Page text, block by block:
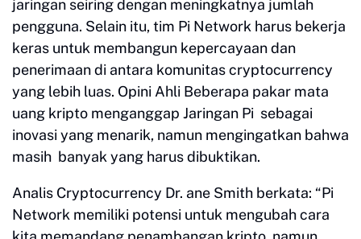
jaringan seiring dengan meningkatnya jumlah
pengguna. Selain itu, tim Pi Network harus bekerja
keras untuk membangun kepercayaan dan
penerimaan di antara komunitas cryptocurrency
yang lebih luas. Opini Ahli Beberapa pakar mata
uang kripto menganggap Jaringan Pi sebagai
inovasi yang menarik, namun mengingatkan bahwa
masih banyak yang harus dibuktikan.
Analis Cryptocurrency Dr. ane Smith berkata: “Pi
Network memiliki potensi untuk mengubah cara